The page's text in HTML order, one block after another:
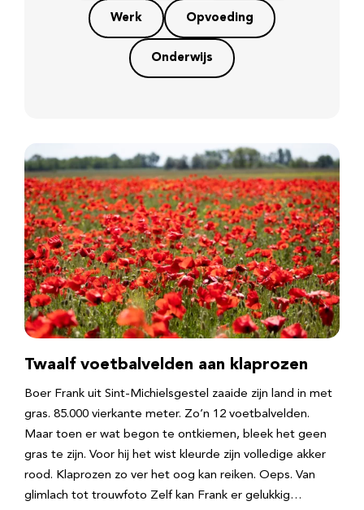
Werk Opvoeding
Onderwijs
Twaalf voetbalvelden aan klaprozen
Boer Frank uit Sint-Michielsgestel zaaide zijn land in met
gras. 85.000 vierkante meter. Zo’n 12 voetbalvelden.
Maar toen er wat begon te ontkiemen, bleek het geen
gras te zijn. Voor hij het wist kleurde zijn volledige akker
rood. Klaprozen zo ver het oog kan reiken. Oeps. Van
glimlach tot trouwfoto Zelf kan Frank er gelukkig…